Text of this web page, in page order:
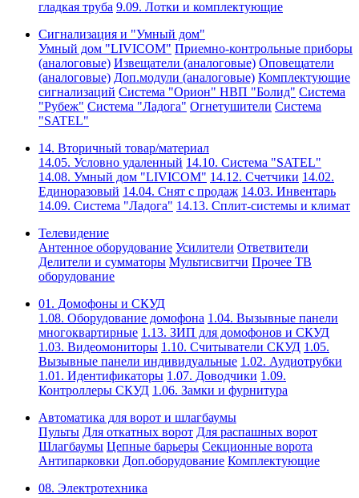
гладкая труба 9.09. Лотки и комплектующие
Сигнализация и "Умный дом"
Умный дом "LIVICOM" Приемно-контрольные приборы
(аналоговые) Извещатели (аналоговые) Оповещатели
(аналоговые) Доп.модули (аналоговые) Комплектующие
сигнализаций Система "Орион" НВП "Болид" Система
"Рубеж" Система "Ладога" Огнетушители Система
"SATEL"
14. Вторичный товар/материал
14.05. Условно удаленный 14.10. Система "SATEL"
14.08. Умный дом "LIVICOM" 14.12. Счетчики 14.02.
Единоразовый 14.04. Снят с продаж 14.03. Инвентарь
14.09. Система "Ладога" 14.13. Сплит-системы и климат
Телевидение
Антенное оборудование Усилители Ответвители
Делители и сумматоры Мультисвитчи Прочее ТВ
оборудование
01. Домофоны и СКУД
1.08. Оборудование домофона 1.04. Вызывные панели
многоквартирные 1.13. ЗИП для домофонов и СКУД
1.03. Видеомониторы 1.10. Считыватели СКУД 1.05.
Вызывные панели индивидуальные 1.02. Аудиотрубки
1.01. Идентификаторы 1.07. Доводчики 1.09.
Контроллеры СКУД 1.06. Замки и фурнитура
Автоматика для ворот и шлагбаумы
Пульты Для откатных ворот Для распашных ворот
Шлагбаумы Цепные барьеры Секционные ворота
Антипарковки Доп.оборудование Комплектующие
08. Электротехника